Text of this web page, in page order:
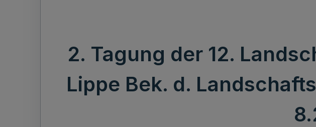
2. Tagung der 12.
Lippe Bek. d.